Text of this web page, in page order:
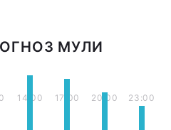
МУЛИ
14:00 17:00 20:00 23:00